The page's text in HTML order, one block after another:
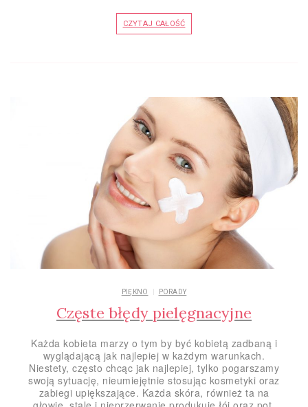
CZYTAJ CAŁOŚĆ
PIĘKNO PORADY
Częste błędy pielęgnacyjne
Każda kobieta marzy o tym by być kobietą zadbaną i
wyglądającą jak najlepiej w każdym warunkach.
Niestety, często chcąc jak najlepiej, tylko pogarszamy
swoją sytuację, nieumiejętnie stosując kosmetyki oraz
zabiegi upiększające. Każda skóra, również ta na